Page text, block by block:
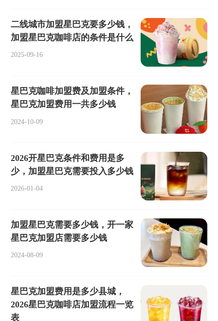
二线城市加盟星巴克要多少钱，
加盟星巴克咖啡店的条件是什么
2025-09-16
星巴克咖啡加盟费及加盟条件，
星巴克加盟费用一共多少钱
2024-10-09
2026开星巴克条件和费用是多
少，加盟星巴克需要投入多少钱
2026-01-04
加盟星巴克需要多少钱，开一家
星巴克加盟店需要多少钱
2024-08-09
星巴克加盟费用是多少县城，
2026星巴克咖啡店加盟流程一览
表